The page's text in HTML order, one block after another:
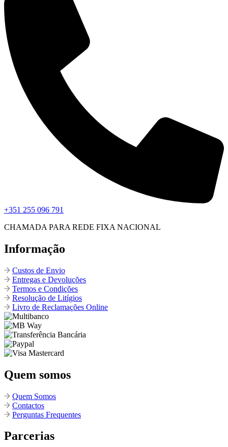
+351 255 096 791
CHAMADA PARA REDE FIXA NACIONAL
Informação
Custos de Envio
Entregas e Devoluções
Termos e Condições
Resolução de Litígios
Livro de Reclamações Online
Quem somos
Quem Somos
Contactos
Perguntas Frequentes
Parcerias